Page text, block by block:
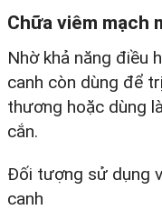
Chữa viêm mạch
Nhờ khả năng điều
canh còn dùng để
thương hoặc dùng
cắn.
Đối tượng sử dụng
canh